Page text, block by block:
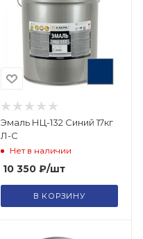
Эмаль НЦ-132 Синий 17кг
Л-С
Нет в наличии
10 350₽/шт
В КОРЗИНУ